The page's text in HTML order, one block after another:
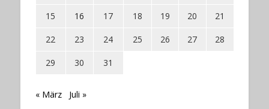
15 16 17 18 19 20 21
22 23 24 25 26 27 28
29 30 31
« März Juli »